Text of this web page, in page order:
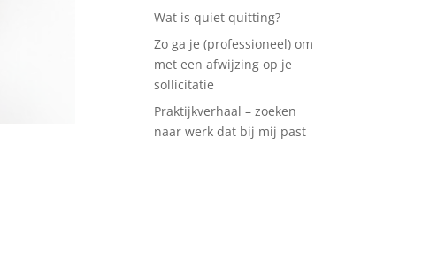
Wat is quiet quitting?
Zo ga je (professioneel) om
met een afwijzing op je
sollicitatie
Praktijkverhaal – zoeken
naar werk dat bij mij past